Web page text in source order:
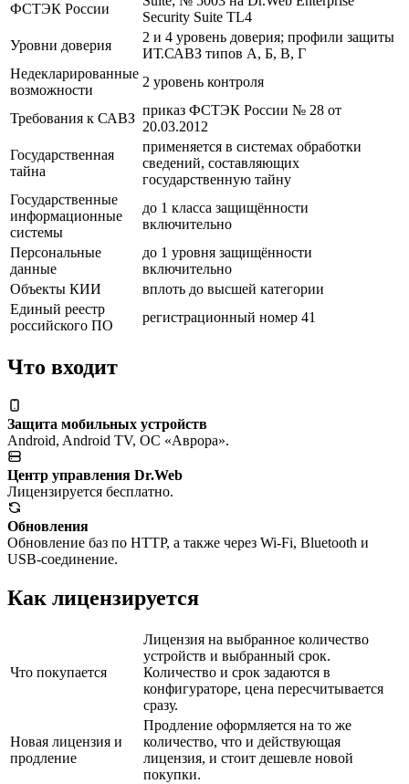
ФСТЭК России
Security Suite TL4
Уровни доверия
2 и 4 уровень доверия; профили защиты
ИТ.САВЗ типов А, Б, В, Г
Недекларированные
возможности
2 уровень контроля
Требования к САВЗ
приказ ФСТЭК России № 28 от
20.03.2012
Государственная
тайна
применяется в системах обработки
сведений, составляющих
государственную тайну
Государственные
информационные
системы
до 1 класса защищённости
включительно
Персональные
данные
до 1 уровня защищённости
включительно
Объекты КИИ
вплоть до высшей категории
Единый реестр
российского ПО
регистрационный номер 41
Что входит
Защита мобильных устройств
Android, Android TV, ОС «Аврора».
Центр управления Dr.Web
Лицензируется бесплатно.
Обновления
Обновление баз по HTTP, а также через Wi-Fi, Bluetooth и
USB-соединение.
Как лицензируется
Что покупается
Лицензия на выбранное количество
устройств и выбранный срок.
Количество и срок задаются в
конфигураторе, цена пересчитывается
сразу.
Новая лицензия и
продление
Продление оформляется на то же
количество, что и действующая
лицензия, и стоит дешевле новой
покупки.